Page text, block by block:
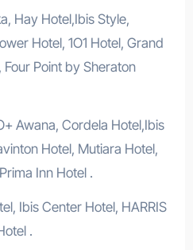
Hay Hotel,Ibis Style,
Hotel, 1O1 Hotel, Grand
Point by Sheraton
Awana, Cordela Hotel,Ibis
Hotel, Mutiara Hotel,
Inn Hotel .
Ibis Center Hotel, HARRIS
.